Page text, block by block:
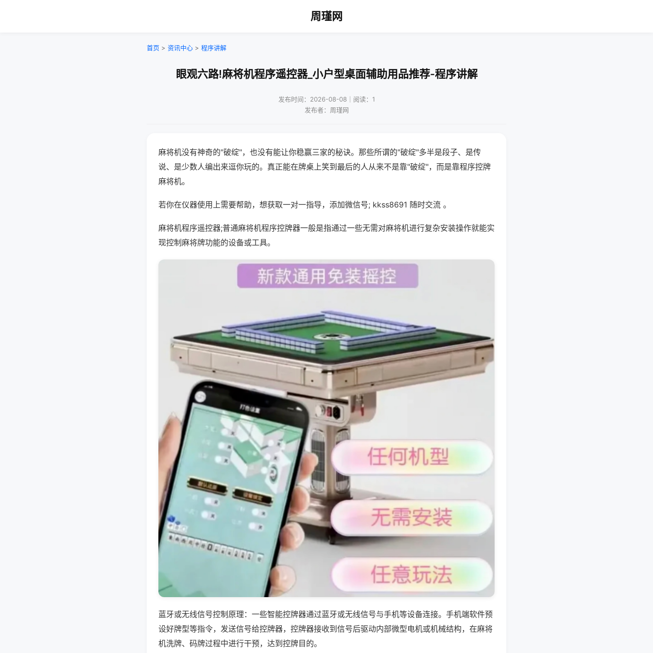
周瑾网
首页 > 资讯中心 > 程序讲解
眼观六路!麻将机程序遥控器_小户型桌面辅助用品推荐-程序讲解
发布时间：2026-08-08｜阅读：1
发布者：周瑾网
麻将机没有神奇的"破绽"，也没有能让你稳赢三家的秘诀。那些所谓的"破绽"多半是段子、是传
说、是少数人编出来逗你玩的。真正能在牌桌上笑到最后的人从来不是靠"破绽"，而是靠程序控牌
麻将机。
若你在仪器使用上需要帮助，想获取一对一指导，添加微信号; kkss8691 随时交流 。
麻将机程序遥控器;普通麻将机程序控牌器一般是指通过一些无需对麻将机进行复杂安装操作就能实
现控制麻将牌功能的设备或工具。
蓝牙或无线信号控制原理：一些智能控牌器通过蓝牙或无线信号与手机等设备连接。手机端软件预
设好牌型等指令，发送信号给控牌器，控牌器接收到信号后驱动内部微型电机或机械结构，在麻将
机洗牌、码牌过程中进行干预，达到控牌目的。